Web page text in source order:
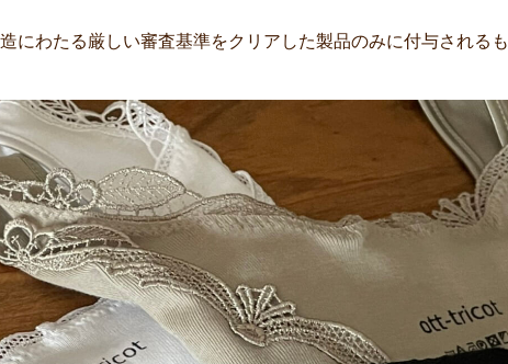
にわたる厳しい審査基準をクリアした製品のみに付与されるも